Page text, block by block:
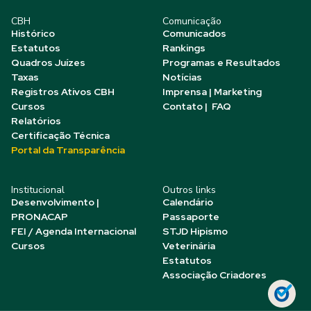
CBH
Histórico
Estatutos
Quadros Juízes
Taxas
Registros Ativos CBH
Cursos
Relatórios
Certificação Técnica
Portal da Transparência
Comunicação
Comunicados
Rankings
Programas e Resultados
Notícias
Imprensa | Marketing
Contato | FAQ
Institucional
Desenvolvimento |
PRONACAP
FEI / Agenda Internacional
Cursos
Outros links
Calendário
Passaporte
STJD Hipismo
Veterinária
Estatutos
Associação Criadores